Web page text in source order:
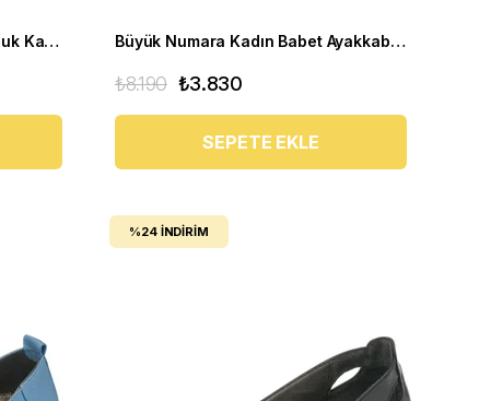
Yazlık Büyük Numara Kısa Topuk Kadın Ayakkabı LTF00131 Siyah Büyük Numara Kadın Babet Ayakkabı PR 2211 Kırmızı
₺3.830
₺8.190
SEPETE EKLE
%24 İNDIRIM